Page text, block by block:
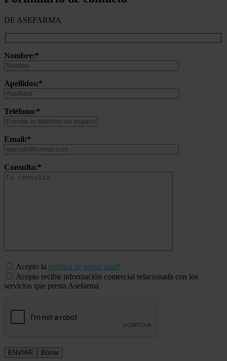
DE ASEFARMA
Nombre:*
Apellidos:*
Teléfono:*
Email:*
Consulta:*
Acepto la política de privacidad*
Acepto recibir información comercial relacionada con los
servicios que presta Asefarma